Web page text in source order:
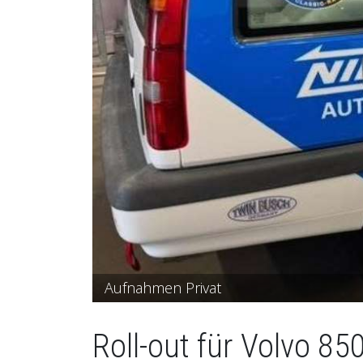
Aufnahmen Privat
Roll-out für Volvo